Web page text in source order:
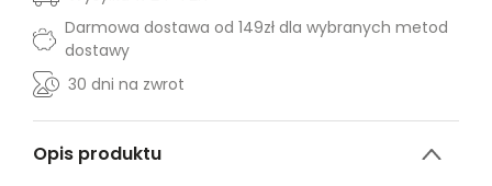
Darmowa dostawa od 149zł dla wybranych metod
dostawy
30 dni na zwrot
Opis produktu